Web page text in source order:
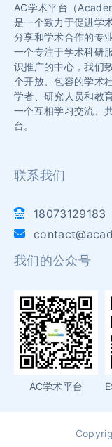
AC学术平台（
是一个致力于促进学
分享和学术合作的专
一个专注于学术科研
识推广的中心，我们
个开放、包容的学术
学者、研究人员和教
一个互相学习交流、
台。
联系我们
18073129183
我们的公众号
AC学术平台